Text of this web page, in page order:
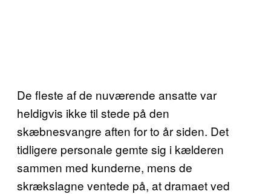
De fleste af de nuværende ansatte var
heldigvis ikke til stede på den
skæbnesvangre aften for to år siden. Det
tidligere personale gemte sig i kælderen
sammen med kunderne, mens de
skrækslagne ventede på, at dramaet ved